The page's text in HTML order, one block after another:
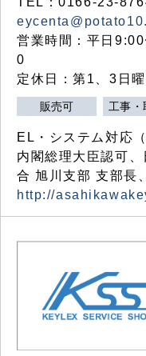
営業時間：平日
0
定休日：第1、3日曜
販売可 工事・
EL・システム対応
内閣総理大臣認可
合 旭川支部 支部長
http://